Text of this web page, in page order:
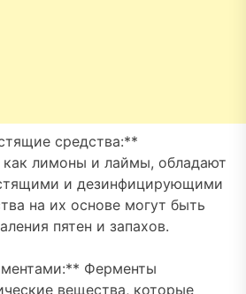
средства:**
как лимоны и лаймы, обладают
и дезинфицирующими
на их основе могут быть
пятен и запахов.
Ферменты
вещества, которые